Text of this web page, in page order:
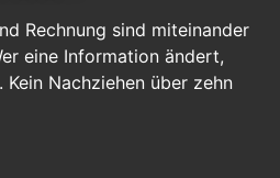
Rechnung sind miteinander
eine Information ändert,
Nachziehen über zehn